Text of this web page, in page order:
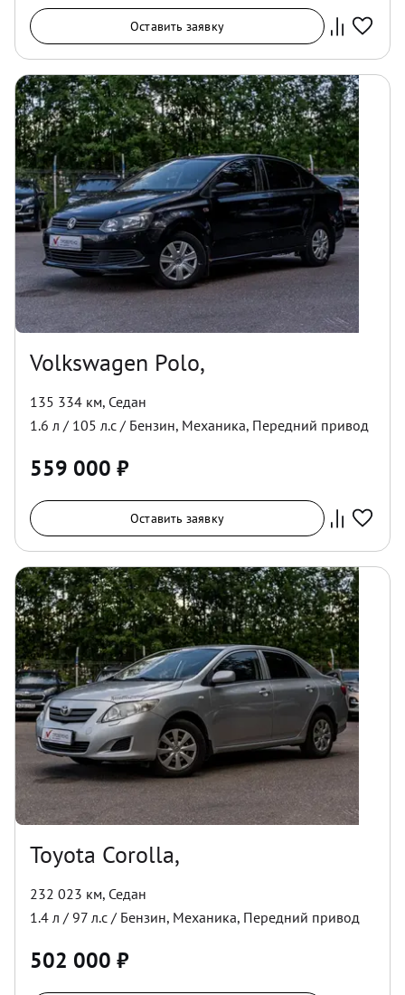
Оставить заявку
Volkswagen Polo,
135 334 км, Седан
1.6 л / 105 л.с / Бензин, Механика, Передний привод
559 000 ₽
Оставить заявку
Toyota Corolla,
232 023 км, Седан
1.4 л / 97 л.с / Бензин, Механика, Передний привод
502 000 ₽